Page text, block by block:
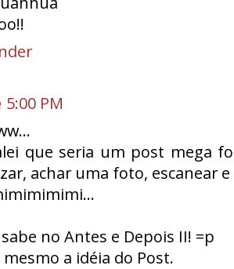
5:00 PM
que seria um post mega
achar uma foto, escanear
no Antes e Depois II! =p
a idéia do Post.